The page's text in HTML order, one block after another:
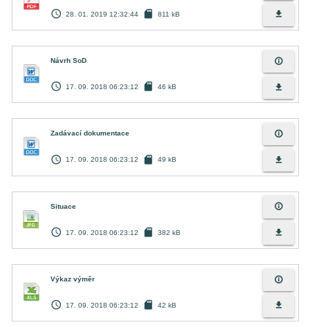
access_time 28. 01. 2019 12:32:44 sd_card 811 kB file_download
Návrh SoD
access_time 17. 09. 2018 06:23:12 sd_card 46 kB
info_outline
file_download
Zadávací dokumentace
access_time 17. 09. 2018 06:23:12 sd_card 49 kB
info_outline
file_download
Situace
access_time 17. 09. 2018 06:23:12 sd_card 382 kB
info_outline
file_download
Výkaz výměr
access_time 17. 09. 2018 06:23:12 sd_card 42 kB
info_outline
file_download